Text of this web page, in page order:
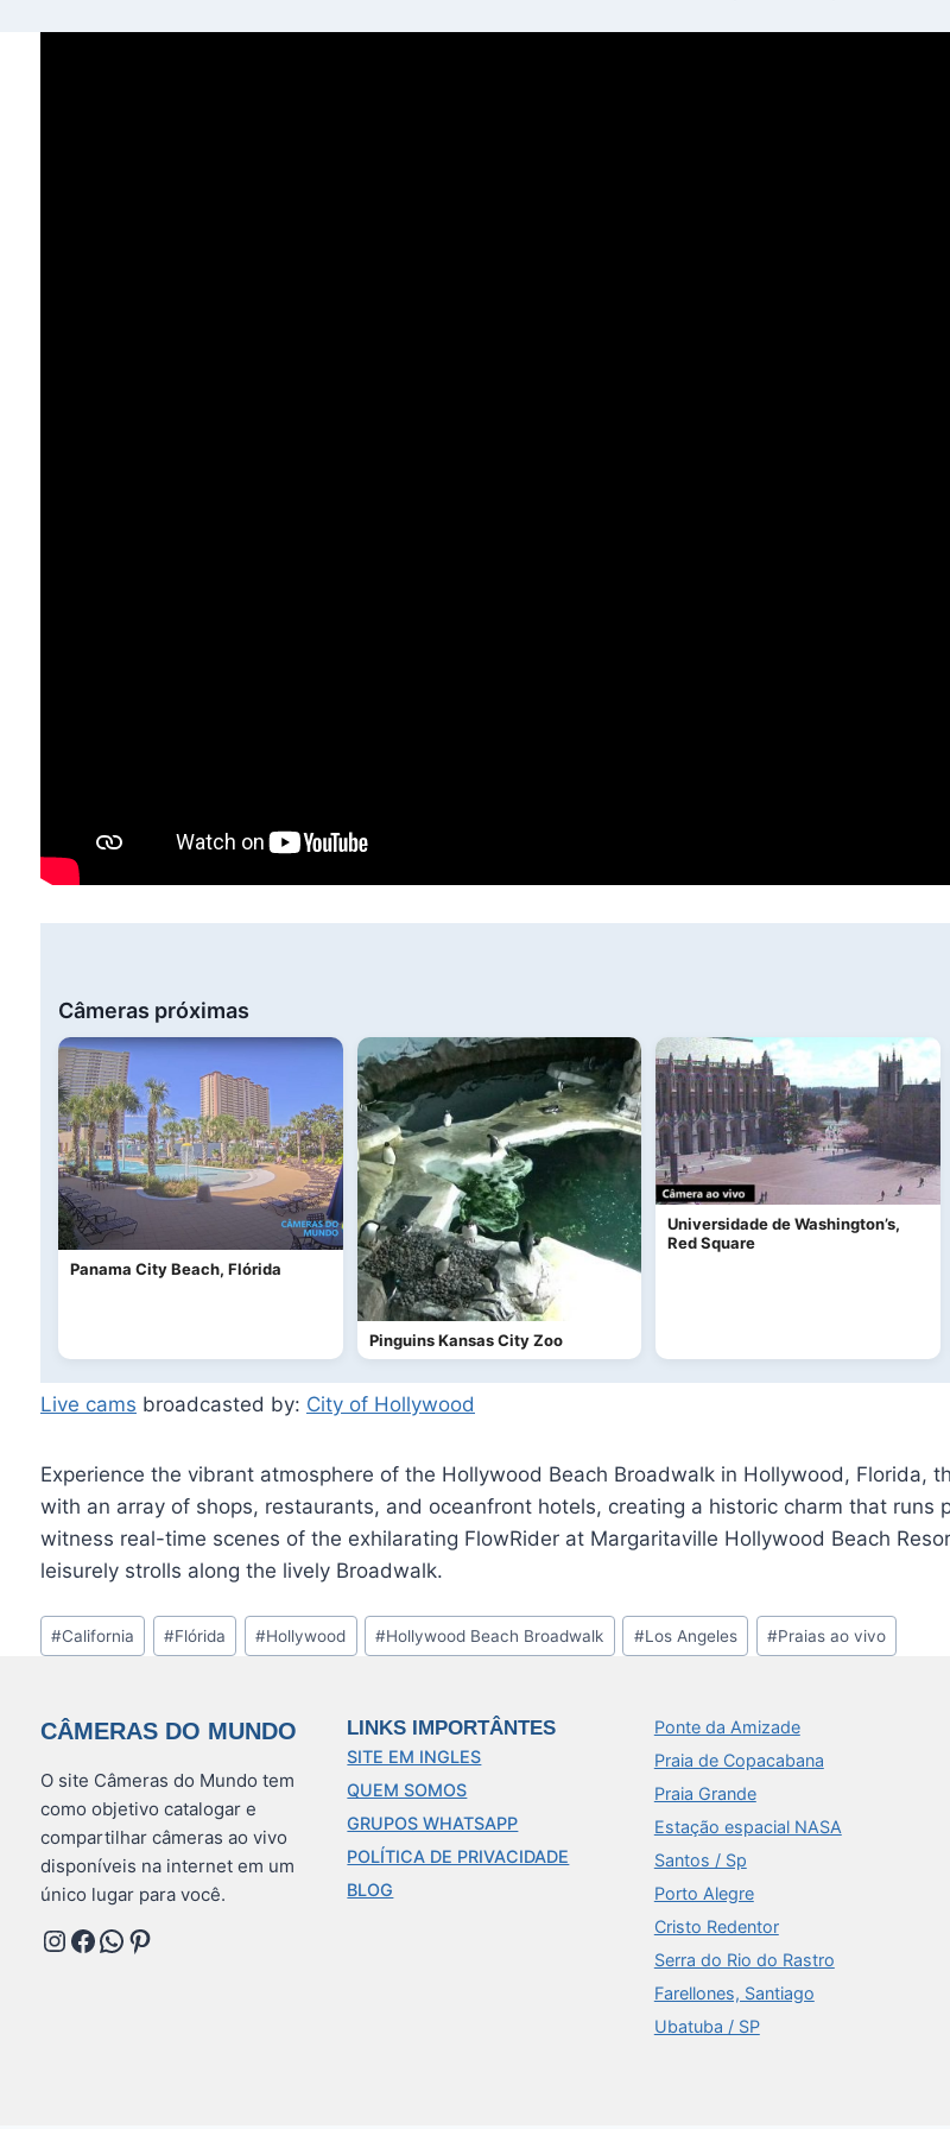
Câmeras próximas
Panama City Beach, Flórida
Pinguins Kansas City Zoo
Universidade de Washington’s,
Red Square
Live cams broadcasted by: City of Hollywood
Experience the vibrant atmosphere of the Hollywood Beach Broadwalk in Hollywood, Florida,
with an array of shops, restaurants, and oceanfront hotels, creating a historic charm that
witness real-time scenes of the exhilarating FlowRider at Margaritaville Hollywood Beach
leisurely strolls along the lively Broadwalk.
Tags
do
#California #Flórida #Hollywood #Hollywood Beach Broadwalk #Los Angeles #Praias ao vivo
CÂMERAS DO MUNDO
O site Câmeras do Mundo tem
como objetivo catalogar e
compartilhar câmeras ao vivo
disponíveis na internet em um
único lugar para você.
Instagram
Facebook
WhatsApp
Pinterest
LINKS IMPORTÂNTES
SITE EM INGLES
QUEM SOMOS
GRUPOS WHATSAPP
POLÍTICA DE PRIVACIDADE
BLOG
Ponte da Amizade
Praia de Copacabana
Praia Grande
Estação espacial NASA
Santos / Sp
Porto Alegre
Cristo Redentor
Serra do Rio do Rastro
Farellones, Santiago
Ubatuba / SP